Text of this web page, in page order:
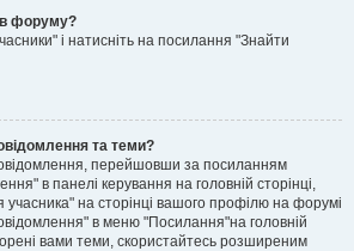
форуму?
і натисніть на посилання "Знайти
та теми?
перейшовши за посиланням
в панелі керування на головній сторінці,
учасника" на сторінці вашого профілю на форумі
в меню "Посилання"на головній
вами теми, скористайтесь розширеним